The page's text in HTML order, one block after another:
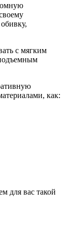
с мягким
как:
для вас такой